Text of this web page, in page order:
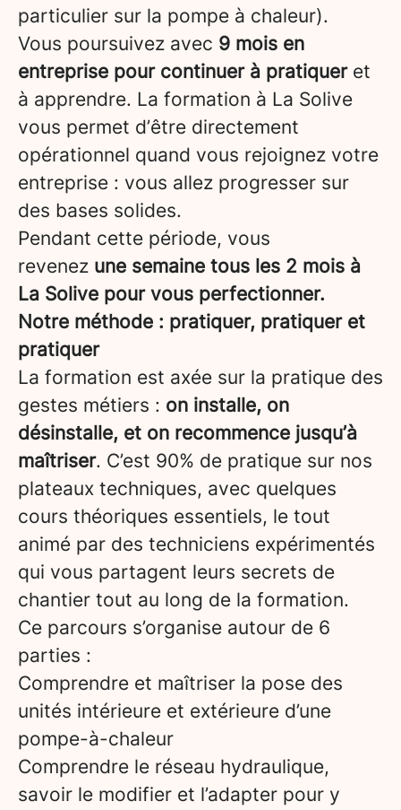
particulier sur la pompe à chaleur).
Vous poursuivez avec 9 mois en
entreprise pour continuer à pratiqueret
à apprendre. La formation à La Solive
vous permet d’être directement
opérationnel quand vous rejoignez votre
entreprise : vous allez progresser sur
des bases solides.
Pendant cette période, vous
revenez une semaine tous les 2 mois à
La Solive pour vous perfectionner.
Notre méthode : pratiquer, pratiquer et
pratiquer
La formation est axée sur la pratique des
gestes métiers : on installe, on
désinstalle, et on recommence jusqu’à
maîtriser. C’est 90% de pratique sur nos
plateaux techniques, avec quelques
cours théoriques essentiels, le tout
animé par des techniciens expérimentés
qui vous partagent leurs secrets de
chantier tout au long de la formation.
Ce parcours s’organise autour de 6
parties :
Comprendre et maîtriser la pose des
unités intérieure et extérieure d’une
pompe-à-chaleur
Comprendre le réseau hydraulique,
savoir le modifier et l’adapter pour y